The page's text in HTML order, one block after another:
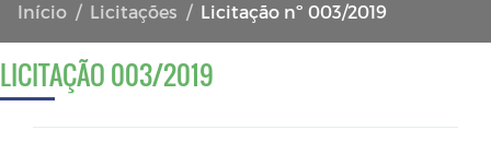
Início Licitações Licitação nº 003/2019
LICITAÇÃO 003/2019